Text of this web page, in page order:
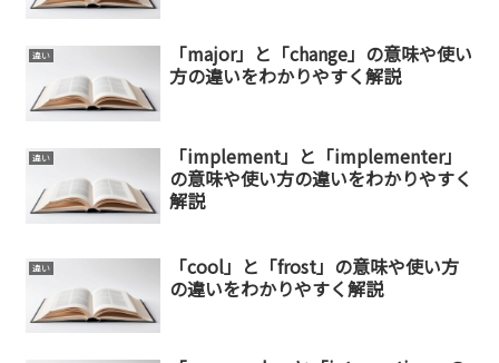
違い
「major」と「change」の意味や使い
方の違いをわかりやすく解説
違い
「implement」と「implementer」
の意味や使い方の違いをわかりやすく
解説
違い
「cool」と「frost」の意味や使い方
の違いをわかりやすく解説